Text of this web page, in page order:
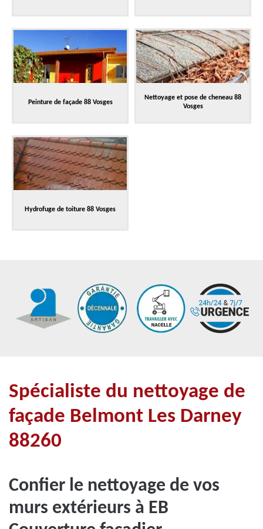
Peinture de façade 88 Vosges
Nettoyage et pose de cheneau 88
Vosges
Hydrofuge de toiture 88 Vosges
Spécialiste du nettoyage de
façade Belmont Les Darney
88260
Confier le nettoyage de vos
murs extérieurs à EB